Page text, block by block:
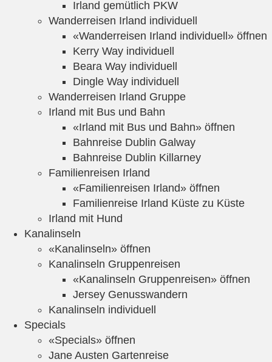
Irland gemütlich PKW
Wanderreisen Irland individuell
«Wanderreisen Irland individuell» öffnen
Kerry Way individuell
Beara Way individuell
Dingle Way individuell
Wanderreisen Irland Gruppe
Irland mit Bus und Bahn
«Irland mit Bus und Bahn» öffnen
Bahnreise Dublin Galway
Bahnreise Dublin Killarney
Familienreisen Irland
«Familienreisen Irland» öffnen
Familienreise Irland Küste zu Küste
Irland mit Hund
Kanalinseln
«Kanalinseln» öffnen
Kanalinseln Gruppenreisen
«Kanalinseln Gruppenreisen» öffnen
Jersey Genusswandern
Kanalinseln individuell
Specials
«Specials» öffnen
Jane Austen Gartenreise